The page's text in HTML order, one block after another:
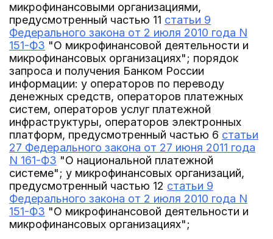
микрофинансовыми организациями,
предусмотренный частью 11 статьи 9
Федерального закона от 2 июля 2010 года N
151-ФЗ "О микрофинансовой деятельности и
микрофинансовых организациях"; порядок
запроса и получения Банком России
информации: у операторов по переводу
денежных средств, операторов платежных
систем, операторов услуг платежной
инфраструктуры, операторов электронных
платформ, предусмотренный частью 6 статьи
27 Федерального закона от 27 июня 2011 года
N 161-ФЗ "О национальной платежной
системе"; у микрофинансовых организаций,
предусмотренный частью 12 статьи 9
Федерального закона от 2 июля 2010 года N
151-ФЗ "О микрофинансовой деятельности и
микрофинансовых организациях";